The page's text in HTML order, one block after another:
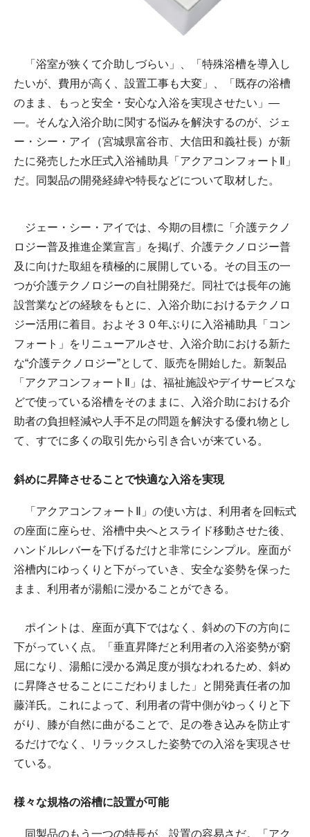
「浴室が狭くて介助しづらい」、「特殊浴槽を導入し
たいが、費用が高く、設置工事も大変」、「既存の浴槽
のまま、もっと安全・安心な入浴を実現させたい」―
―。そんな入浴介助に関する悩みを解決するのが、ジェ
ー・シー・アイ（宮城県富谷市、大信田和義社長）が新
たに発売した水圧式入浴補助具「アクアコンフォートⅡ」
だ。同製品の開発経緯や特長などについて取材した。
ジェー・シー・アイでは、今期の目標に「介護テクノ
ロジー普及推進企業宣言」を掲げ、介護テクノロジー普
及に向けた取組を積極的に展開している。その目玉の一
つが介護テクノロジーの自社開発だ。同社では長年の施
設営業などの経験をもとに、入浴介助におけるテクノロ
ジー活用に着目。およそ３０年ぶりに入浴補助具「コン
フォート」をリニューアルさせ、入浴介助における新た
な“介護テクノロジー”として、販売を開始した。新製品
「アクアコンフォートⅡ」は、福祉施設やデイサービスな
どで使っている浴槽をそのままに、入浴介助における介
助者の負担軽減や人手不足の問題を解決する優れ物とし
て、すでに多くの取引先から引き合いが来ている。
斜めに昇降させることで快適な入浴を実現
「アクアコンフォートⅡ」の使い方は、利用者を回転式
の座面に座らせ、浴槽中央へとスライド移動させた後、
ハンドルレバーを下げるだけと非常にシンプル。座面が
浴槽内にゆっくりと下がっていき、安全な姿勢を保った
まま、利用者が湯船に浸かることができる。
ポイントは、座面が真下ではなく、斜めの下の方向に
下がっていく点。「垂直昇降だと利用者の入浴姿勢が窮
屈になり、湯船に浸かる満足度が損なわれるため、斜め
に昇降させることにこだわりました」と開発責任者の加
藤洋氏。これによって、利用者の背中側がゆっくりと下
がり、膝が自然に曲がることで、足の巻き込みを防止す
るだけでなく、リラックスした姿勢での入浴を実現させ
ている。
様々な規格の浴槽に設置が可能
同製品のもう一つの特長が、設置の容易さだ。「アク